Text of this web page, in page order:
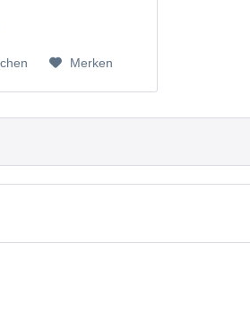
BT166342, BT183342,
V-Tech 43AAA70PS2
Merken